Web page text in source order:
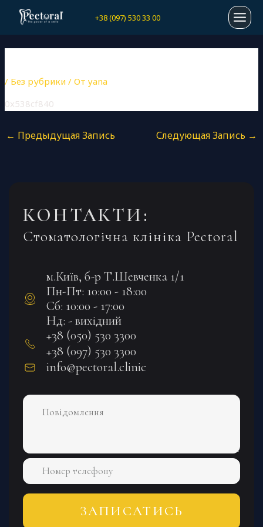
Перейти
+38 (097) 530 33 00
/ Без рубрики / Отyana
0x538cf840
Навигация
← Предыдущая Запись Следующая Запись →
КОНТАКТИ:
Стоматологічна клініка Pectoral
м.Київ, б-р Т.Шевченка 1/1
Пн-Пт: 10:00 - 18:00
Сб: 10:00 - 17:00
Нд: - вихідний
+38 (050) 530 3300
+38 (097) 530 3300
info@pectoral.clinic